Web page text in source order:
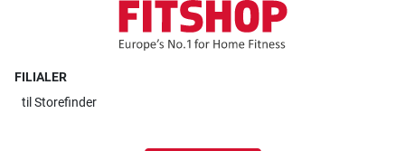
FILIALER
tilStorefinder